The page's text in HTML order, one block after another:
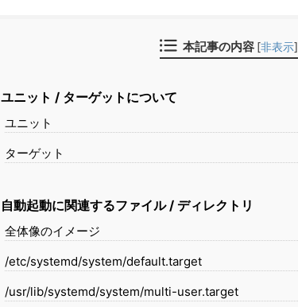
本記事の内容 [非表示]
ユニット / ターゲットについて
ユニット
ターゲット
自動起動に関連するファイル / ディレクトリ
全体像のイメージ
/etc/systemd/system/default.target
/usr/lib/systemd/system/multi-user.target